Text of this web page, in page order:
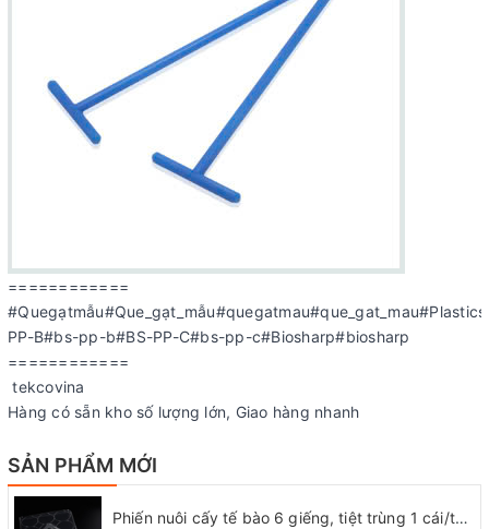
============
PP-B#bs-pp-b#BS-PP-C#bs-pp-c#Biosharp#biosharp
============
tekcovina
Hàng có sẵn kho số lượng lớn, Giao hàng nhanh
SẢN PHẨM MỚI
Phiến nuôi cấy tế bào 6 giếng, tiệt trùng 1 cái/túi (Cell Culture Plates), mã 07-6006, Biologix-USA